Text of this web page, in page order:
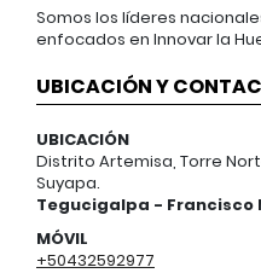
Somos los líderes
enfocados en Innovar la
UBICACIÓN Y
UBICACIÓN
Distrito Artemisa, Torre
Suyapa.
Tegucigalpa - Francisco
MÓVIL
+50432592977